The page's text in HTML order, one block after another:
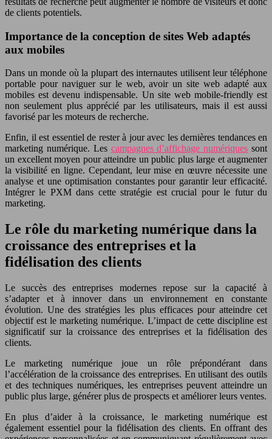
de clients potentiels.
Importance de la conception de sites Web adaptés
aux mobiles
Dans un monde où la plupart des internautes utilisent leur téléphone
portable pour naviguer sur le web, avoir un site web adapté aux
mobiles est devenu indispensable. Un site web mobile-friendly est
non seulement plus apprécié par les utilisateurs, mais il est aussi
favorisé par les moteurs de recherche.
Enfin, il est essentiel de rester à jour avec les dernières tendances en
marketing numérique. Les campagnes d’affichage numériques sont
un excellent moyen pour atteindre un public plus large et augmenter
la visibilité en ligne. Cependant, leur mise en œuvre nécessite une
analyse et une optimisation constantes pour garantir leur efficacité.
Intégrer le PXM dans cette stratégie est crucial pour le futur du
marketing.
Le rôle du marketing numérique dans la
croissance des entreprises et la
fidélisation des clients
Le succès des entreprises modernes repose sur la capacité à
s’adapter et à innover dans un environnement en constante
évolution. Une des stratégies les plus efficaces pour atteindre cet
objectif est le marketing numérique. L’impact de cette discipline est
significatif sur la croissance des entreprises et la fidélisation des
clients.
Le marketing numérique joue un rôle prépondérant dans
l’accélération de la croissance des entreprises. En utilisant des outils
et des techniques numériques, les entreprises peuvent atteindre un
public plus large, générer plus de prospects et améliorer leurs ventes.
En plus d’aider à la croissance, le marketing numérique est
également essentiel pour la fidélisation des clients. En offrant des